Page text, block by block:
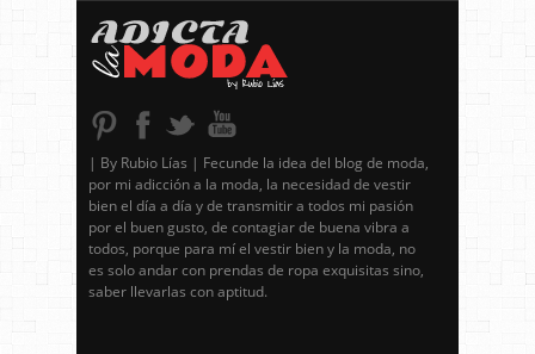
| By Rubio Lías | Fecunde la idea del blog de moda,
por mi adicción a la moda, la necesidad de vestir
bien el día a día y de transmitir a todos mi pasión
por el buen gusto, de contagiar de buena vibra a
todos, porque para mí el vestir bien y la moda, no
es solo andar con prendas de ropa exquisitas sino,
saber llevarlas con aptitud.